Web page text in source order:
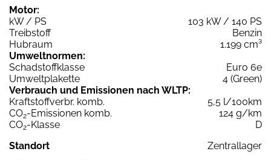
Motor:
kW / PS
103 kW / 140 PS
Treibstoff
Benzin
Hubraum
1.199 cm³
Umweltnormen:
Schadstoffklasse
Euro 6e
Umweltplakette
4 (Green)
Verbrauch und Emissionen nach WLTP:
Kraftstoffverbr. komb.
5,5 l/100km
CO2-Emissionen komb.
124 g/km
CO2-Klasse
D
Standort
Zentrallager